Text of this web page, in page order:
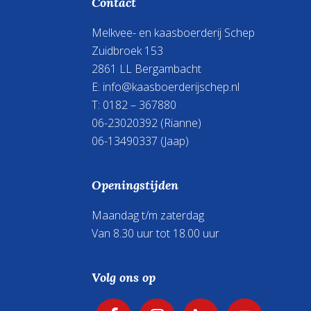
Melkvee- en kaasboerderij Schep
Zuidbroek 153
2861 LL Bergambacht
E: info@kaasboerderijschep.nl
T: 0182 – 367880
06-23020392 (Rianne)
06-13490337 (Jaap)
Openingstijden
Maandag t/m zaterdag
Van 8.30 uur tot 18.00 uur
Volg ons op